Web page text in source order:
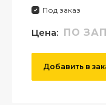
Под заказ
Цена: ПО
Добавить в